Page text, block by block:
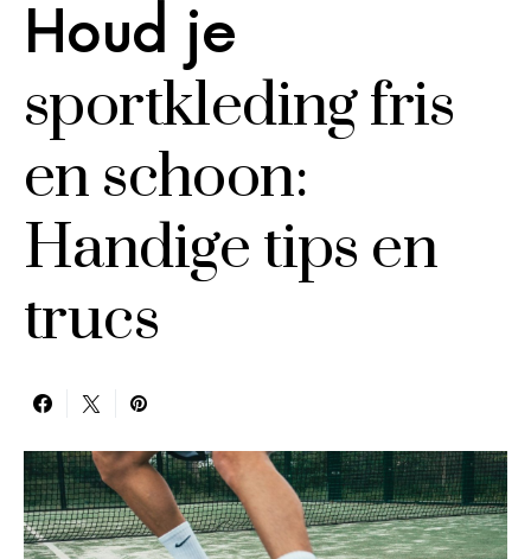
Houd je
sportkleding fris
en schoon:
Handige tips en
trucs